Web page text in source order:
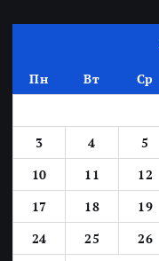
Пн Вт Ср
3
4 5
10
11 12
17
18 19
24
25 26